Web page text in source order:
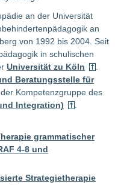
an der Universität
an
von 1992 bis 2004. Seit
in schulischen
Universität zu Köln
Beratungsstelle für
Kompetenzgruppe des
Integration)
grammatischer
4-8 und
Strategietherapie